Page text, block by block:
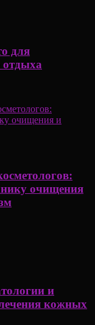
для
отдыха
очищения
и
кожных